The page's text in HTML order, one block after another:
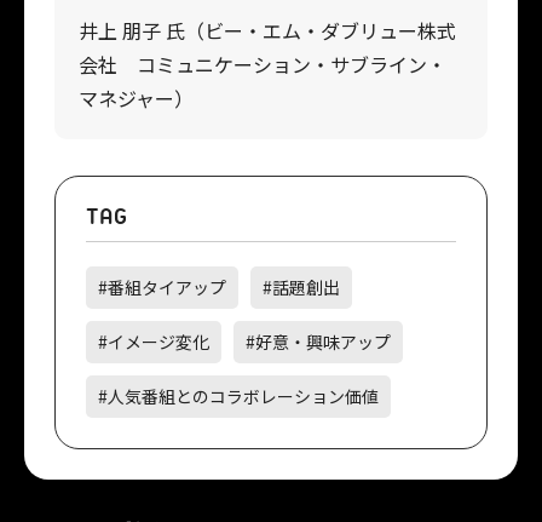
井上 朋子 氏（ビー・エム・ダブリュー株式
会社 コミュニケーション・サブライン・
マネジャー）
TAG
#番組タイアップ #話題創出
#イメージ変化 #好意・興味アップ
#人気番組とのコラボレーション価値